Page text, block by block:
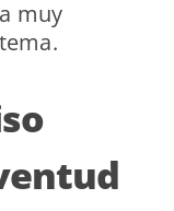
muy